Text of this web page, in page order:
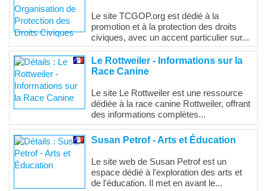
Le site TCGOP.org est dédié à la
promotion et à la protection des droits
civiques, avec un accent particulier sur...
Le Rottweiler - Informations sur la
Race Canine
Le site Le Rottweiler est une ressource
dédiée à la race canine Rottweiler, offrant
des informations complètes...
Susan Petrof - Arts et Éducation
Le site web de Susan Petrof est un
espace dédié à l'exploration des arts et
de l'éducation. Il met en avant le...